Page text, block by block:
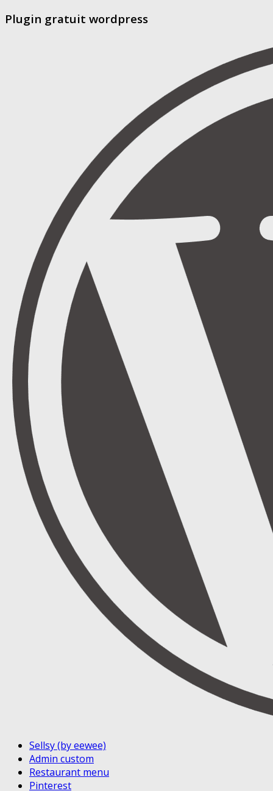
Plugin gratuit wordpress
Sellsy (by eewee)
Admin custom
Restaurant menu
Pinterest